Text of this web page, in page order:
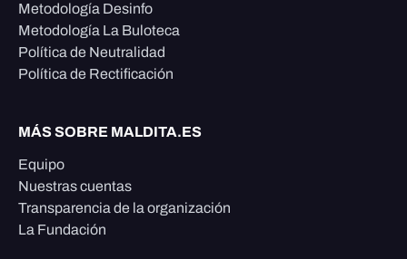
Metodología Desinfo
Metodología La Buloteca
Política de Neutralidad
Política de Rectificación
MÁS SOBRE MALDITA.ES
Equipo
Nuestras cuentas
Transparencia de la organización
La Fundación